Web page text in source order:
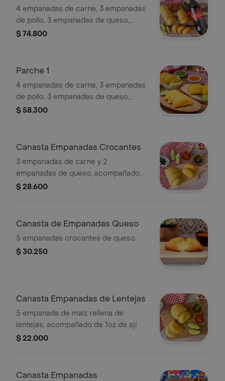
4 empanadas de carne, 3 empanadas
de pollo, 3 empanadas de queso,
acompañadas de 2oz de ají y 1 Coca-
$ 74.800
Parche 1
4 empanadas de carne, 3 empanadas
de pollo, 3 empanadas de queso,
acompañado de 2oz de ají.
$ 58.300
Canasta Empanadas Crocantes
3 empanadas de carne y 2
empanadas de queso, acompañado
de 1oz de ají.
$ 28.600
Canasta de Empanadas Queso
5 empanadas crocantes de queso.
$ 30.250
Canasta Empanadas de Lentejas
5 empanada de maíz rellena de
lentejas, acompañado de 1oz de ají
$ 22.000
Canasta Empanadas